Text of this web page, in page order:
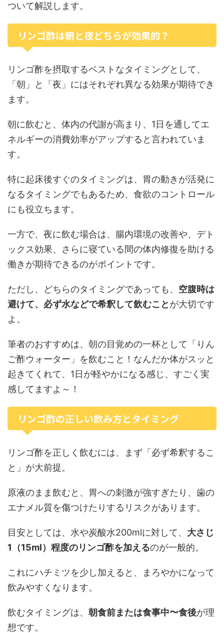
ついて解説します。
リンゴ酢は朝と夜どちらが効果的？
リンゴ酢を摂取するベストなタイミングとして、
「朝」と「夜」にはそれぞれ異なる効果が期待でき
ます。
朝に飲むと、体内の代謝が高まり、1日を通してエ
ネルギーの消費効率がアップすると言われていま
す。
特に起床後すぐのタイミングは、胃の動きが活発に
なるタイミングでもあるため、食欲のコントロール
にも役立ちます。
一方で、夜に飲む場合は、腸内環境の改善や、デト
ックス効果、さらに寝ている間の体内修復を助ける
働きが期待できるのがポイントです。
ただし、どちらのタイミングであっても、 空腹時は
避けて、必ず水などで希釈して飲むことが大切です
よ。
筆者のおすすめは、朝の目覚めの一杯として「りん
ご酢ウォーター」を飲むこと！なんだか体がスッと
起きてくれて、1日が軽やかになる感じ、すごく実
感してますよ～！
リンゴ酢の正しい飲み方とタイミング
リンゴ酢を正しく飲むには、まず「必ず希釈するこ
と」が大前提。
原液のまま飲むと、胃への刺激が強すぎたり、歯の
エナメル質を傷つけたりするリスクがあります。
目安としては、水や炭酸水200mlに対して、 大さじ
1（15ml）程度のリンゴ酢を加えるのが一般的。
これにハチミツを少し加えると、まろやかになって
飲みやすくなります。
飲むタイミングは、 朝食前または食事中〜食後が理
想です。